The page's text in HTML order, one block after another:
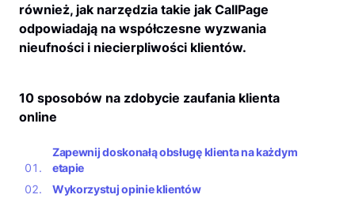
również, jak narzędzia takie jak CallPage
odpowiadają na współczesne wyzwania
nieufności i niecierpliwości klientów.
10 sposobów na zdobycie zaufania klienta
online
Zapewnij doskonałą obsługę klienta na każdym
etapie
Wykorzystuj opinie klientów